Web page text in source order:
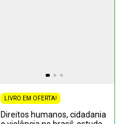
LIVRO EM OFERTA!
Direitos humanos, cidadania